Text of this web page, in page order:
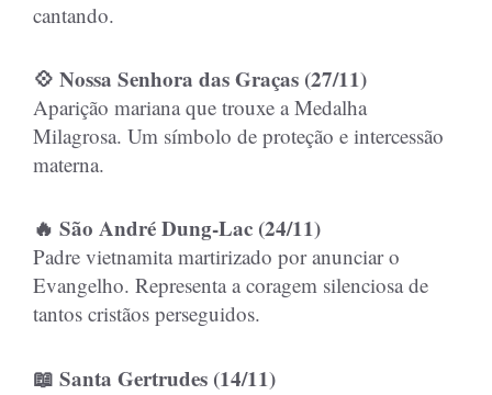
cantando.
💠 Nossa Senhora das Graças (27/11)
Aparição mariana que trouxe a Medalha
Milagrosa. Um símbolo de proteção e intercessão
materna.
🔥 São André Dung-Lac (24/11)
Padre vietnamita martirizado por anunciar o
Evangelho. Representa a coragem silenciosa de
tantos cristãos perseguidos.
📖 Santa Gertrudes (14/11)